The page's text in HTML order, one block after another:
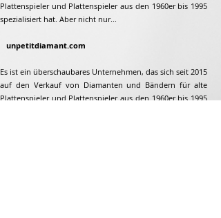
Plattenspieler und Plattenspieler aus den 1960er bis 1995
spezialisiert hat. Aber nicht nur...
unpetitdiamant.com
Es ist ein überschaubares Unternehmen, das sich seit 2015
auf den Verkauf von Diamanten und Bändern für alte
Plattenspieler und Plattenspieler aus den 1960er bis 1995